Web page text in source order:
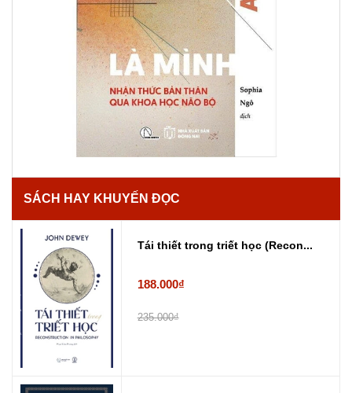
SÁCH HAY KHUYẾN ĐỌC
Tái thiết trong triết học (Recon...
188.000₫
235.000₫